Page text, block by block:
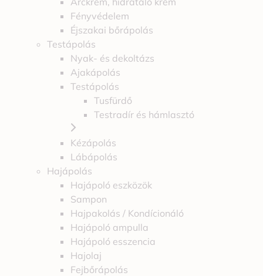
Fényvédelem
Éjszakai bőrápolás
Testápolás
Nyak- és dekoltázs
Ajakápolás
Testápolás
Tusfürdő
Testradír és hámlasztó
Kézápolás
Lábápolás
Hajápolás
Hajápoló eszközök
Sampon
Hajpakolás / Kondícionáló
Hajápoló ampulla
Hajápoló esszencia
Hajolaj
Fejbőrápolás